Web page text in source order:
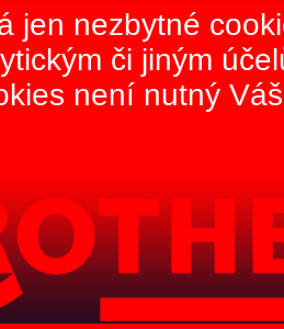
jen nezbytné
či jiným
není nutný